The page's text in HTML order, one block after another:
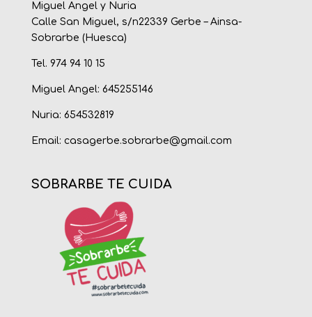
Miguel Angel y Nuria
Calle San Miguel, s/n22339 Gerbe – Ainsa-
Sobrarbe (Huesca)
Tel. 974 94 10 15
Miguel Angel: 645255146
Nuria: 654532819
Email: casagerbe.sobrarbe@gmail.com
SOBRARBE TE CUIDA